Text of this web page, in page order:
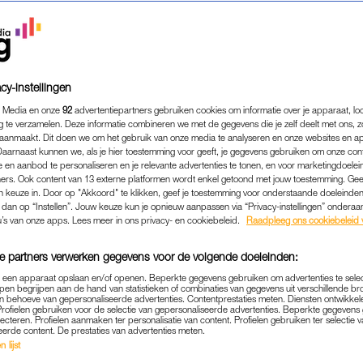
opeisen
. Niet de eerste keer, dat zoiets gebeurt
of zij de dochter was van vruchtbaarheidsdokter
(rechts op de foto) al in juni 2017. Vandaag belden we
met haar gaat.
Lees ook
willen via de rechter identiteit van hun zaaddonor
rond de omstreden vruchtbaarheidsdokter Jan
ivf-kliniek in Barendrecht, waar hij vrouwen
de foto), Merel-Lottes moeder, was onder behandeling bij
vorig jaar hoe ze erachter kwam dat er iets niet klopte.
instellingen
en onze 92 advertentiepartners gebruiken cookies om informatie over je apparaat,
te verzamelen. Deze informatie combineren we met de gegevens die je zelf deelt met ons,
Dit doen we om het gebruik van onze media te analyseren en onze websites en
kunnen we, als je hier toestemming voor geeft, je gegevens gebruiken om onze
en aanbod te personaliseren en je relevante advertenties te tonen, en voor
Ook content van 13 externe platformen wordt enkel getoond met jouw toestemming.
keuze in. Door op "Akkoord" te klikken, geef je toestemming voor onderstaande
op “Instellen”. Jouw keuze kun je opnieuw aanpassen via “Privacy-instellingen”
van onze apps. Lees meer in ons privacy- en cookiebeleid.
Raadpleeg ons cookiebeleid
partners verwerken gegevens voor de volgende doeleinden:
apparaat opslaan en/of openen. Beperkte gegevens gebruiken om advertenties te
begrijpen aan de hand van statistieken of combinaties van gegevens uit verschillende
behoeve van gepersonaliseerde advertenties. Contentprestaties meten. Diensten
gebruiken voor de selectie van gepersonaliseerde advertenties. Beperkte
Profielen aanmaken ter personalisatie van content. Profielen gebruiken ter selectie
content. De prestaties van advertenties meten.
lijst